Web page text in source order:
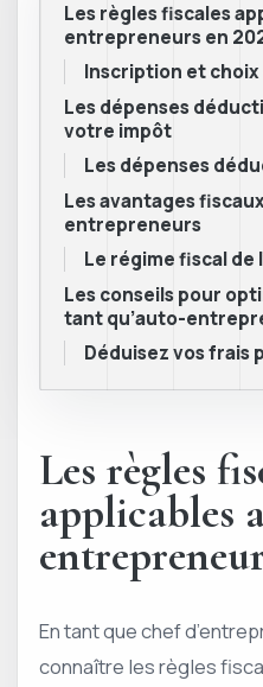
Les règles fiscales
entrepreneurs en
Inscription et
Les dépenses
votre impôt
Les dépenses
Les avantages
entrepreneurs
Le régime fiscal
Les conseils pour
tant qu’auto-
Déduisez vos frais
Les règles
applicables
En tant que chef
connaître les règles